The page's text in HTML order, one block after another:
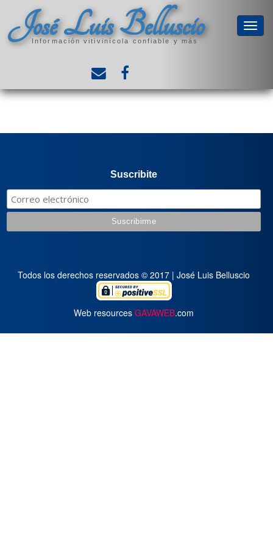
José Luis Belluscio
Información vitivinícola confiable y más
Suscribite
Todos los derechos reservados © 2017 | José Luis Belluscio
Web resources GAVAWEB.com